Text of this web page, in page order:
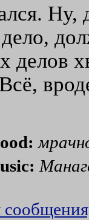
Ну,
делов